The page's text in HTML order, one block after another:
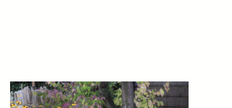
Lekker